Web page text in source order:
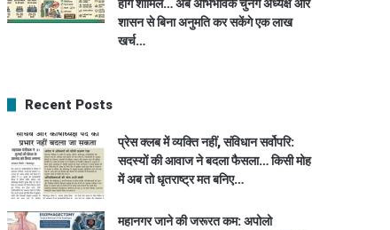
होंगे शामिल… अब अभिभावक चुनेंगे अध्यक्ष और
शासन से बिना अनुमति कर सकेंगे एक लाख
खर्च…
Recent Posts
प्रेस क्लब में व्यक्ति नहीं, संविधान सर्वोपरि:
सदस्यों की आवाज ने बदला फैसला… किसी मोह
में अब तो धृतराष्ट्र मत बनिए…
महानगर जाने की जरूरत कम: अपोलो